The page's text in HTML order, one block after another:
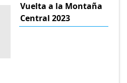
Vuelta a la Montaña
Central 2023